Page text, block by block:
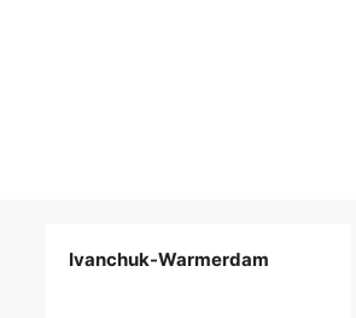
Ivanchuk-Warmerdam